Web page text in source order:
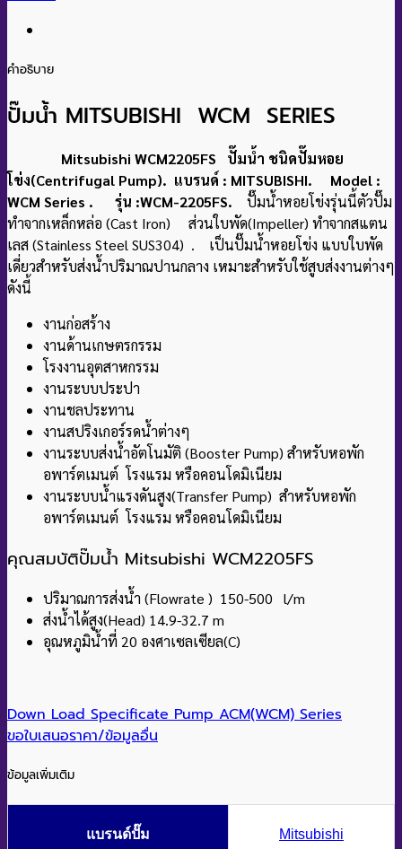
คำอธิบาย
ปั๊มน้ำ MITSUBISHI WCM SERIES
Mitsubishi WCM2205FS ปั๊มน้ำ ชนิดปั๊มหอย
โข่ง(Centrifugal Pump). แบรนด์ : MITSUBISHI. Model :
WCM Series . รุ่น :WCM-2205FS. ปั๊มน้ำหอยโข่งรุ่นนี้ตัวปั๊ม
ทำจากเหล็กหล่อ (Cast Iron) ส่วนใบพัด(Impeller) ทำจากสแตน
เลส (Stainless Steel SUS304) . เป็นปั๊มน้ำหอยโข่ง แบบใบพัด
เดี่ยวสําหรับส่งน้ําปริมาณปานกลาง เหมาะสําหรับใช้สูบส่งงานต่างๆ
ดังนี้
งานก่อสร้าง
งานด้านเกษตรกรรม
โรงงานอุตสาหกรรม
งานระบบประปา
งานชลประทาน
งานสปริงเกอร์รดน้ําต่างๆ
งานระบบส่งน้ําอัตโนมัติ (Booster Pump) สําหรับหอพัก
อพาร์ตเมนต์ โรงแรม หรือคอนโดมิเนียม
งานระบบน้ำแรงดันสูง(Transfer Pump) สําหรับหอพัก
อพาร์ตเมนต์ โรงแรม หรือคอนโดมิเนียม
คุณสมบัติปั๊มน้ำ Mitsubishi WCM2205FS
ปริมาณการส่งน้ำ (Flowrate ) 150-500 l/m
ส่งน้ำได้สูง(Head) 14.9-32.7 m
อุณหภูมิน้ำที่ 20 องศาเซลเซียล(C)
Down Load Specificate Pump ACM(WCM) Series
ขอใบเสนอราคา/ข้อมูลอื่น
ข้อมูลเพิ่มเติม
แบรนด์ปั๊ม Mitsubishi